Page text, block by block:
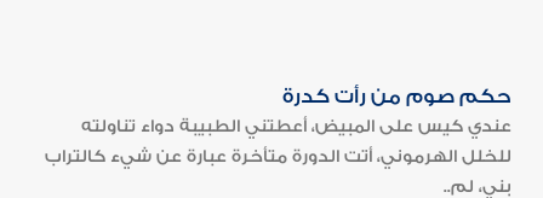
حكم صوم من رأت كدرة
عندي كيس على المبيض، أعطتني الطبيبة دواء تناولته
للخلل الهرموني، أتت الدورة متأخرة عبارة عن شيء كالتراب
بني، لم..